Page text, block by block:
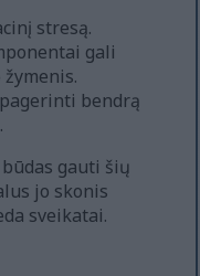
stresą.
gali
bendrą
gauti šių
jo skonis
sveikatai.